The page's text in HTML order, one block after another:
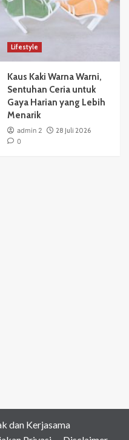
Lifestyle
Kaus Kaki Warna Warni,
Sentuhan Ceria untuk
Gaya Harian yang Lebih
Menarik
admin 2
28 Juli 2026
0
dan Kerjasama